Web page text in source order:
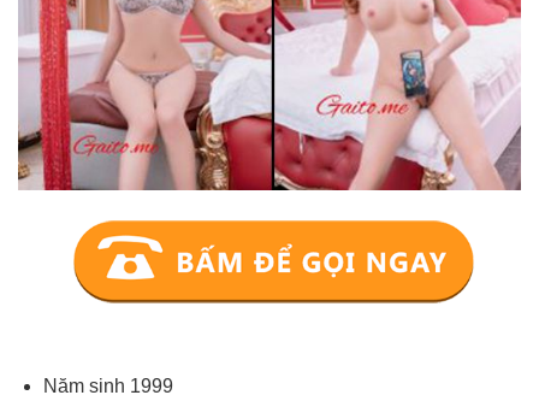
Năm sinh 1999